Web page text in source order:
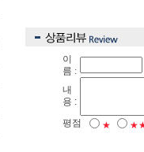
이
름 :
내
용 :
평점
★